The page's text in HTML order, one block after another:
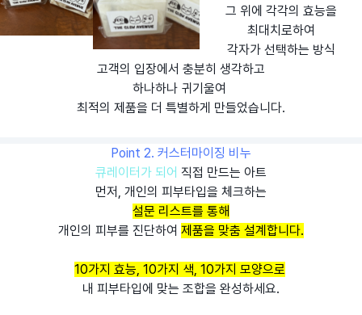
그 위에 각각의 효능을
최대치로하여
각자가 선택하는 방식
고객의 입장에서 충분히 생각하고
하나하나 귀기울여
최적의 제품을 더 특별하게 만들었습니다.
Point 2. 커스터마이징 비누
큐레이터가 되어 직접 만드는 아트
먼저, 개인의 피부타입을 체크하는
설문 리스트를 통해
개인의 피부를 진단하여 제품을 맞춤 설계합니다.
10가지 효능, 10가지 색, 10가지 모양으로
내 피부타입에 맞는 조합을 완성하세요.